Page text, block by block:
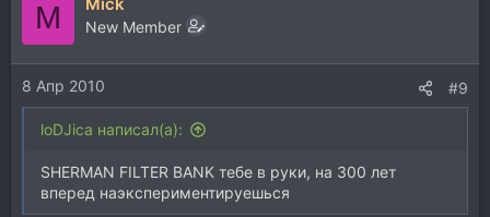
M New Member
8 Апр 2010 #9
loDJica написал(а):
SHERMAN FILTER BANK тебе в руки, на 300 лет
вперед наэкспериментируешься